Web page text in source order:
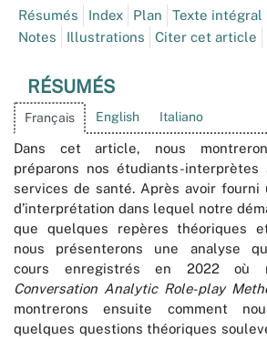
Résumés Index Plan Texte intégral
Notes
Illustrations Citer cet article
RÉSUMÉS
Français English Italiano
Dans cet article, nous
préparons nos étudiants-interprètes
services de santé. Après avoir fourni
d’interprétation dans lequel notre
que quelques repères théoriques
nous présenterons une analyse
cours enregistrés en 2022 où
Conversation Analytic Role-play
montrerons ensuite comment
quelques questions théoriques